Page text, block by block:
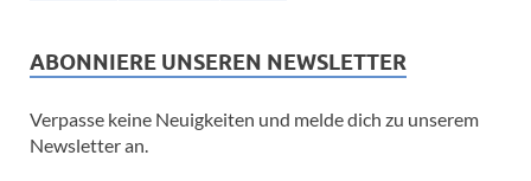
ABONNIERE UNSEREN NEWSLETTER
Verpasse keine Neuigkeiten und melde dich zu unserem
Newsletter an.